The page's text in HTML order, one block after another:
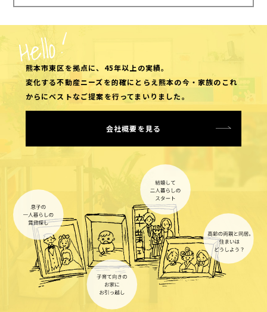
面積
即入居可
オートロック
エレベーター
敷地内駐車場あり
2台目駐車可
エアコン
リノベーション
熊本市東区を拠点に、45年以上の実績。
変化する不動産ニーズを的確にとらえ熊本の今・家族のこれ
からにベストなご提案を行ってまいりました。
会社概要を見る